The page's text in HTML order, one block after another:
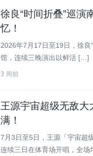
徐良“时间折叠”巡演
忆！
2026年7月17日至19日，徐
馆，连续三晚演出以鲜活 […]
3 周前
王源宇宙超级无敌
满！
7月3日至5日，王源「宇宙超
连续三日在体育场开唱，全